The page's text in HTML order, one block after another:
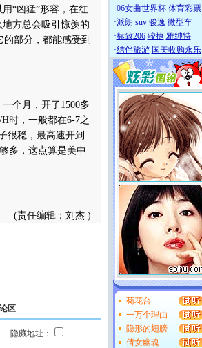
“凶猛”形容，在红
方总会吸引惊羡的
部分，都能感受到
个月，开了1500多
H时，一般都在6-7之
很稳，最高速开到
多，这点算是美中
(责任编辑：刘杰 )
区
隐藏地址：
·06女曲世界杯 体育彩票
·派朗 suv 骏逸 微型车
·标致206 骏捷 雅绅特
·结伴旅游 国美收购永乐
菊花台
一万个理由
隐形的翅膀
倩女幽魂